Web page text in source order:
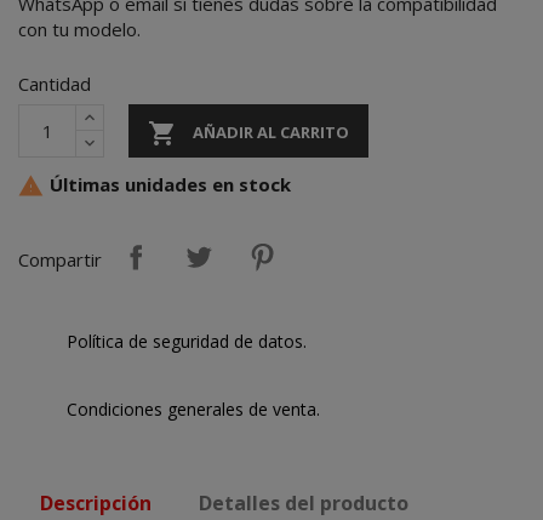
con tu modelo.
Cantidad
 AÑADIR AL CARRITO
 Últimas unidades en stock
Compartir
Política de seguridad de datos.
Condiciones generales de venta.
Descripción Detalles del producto